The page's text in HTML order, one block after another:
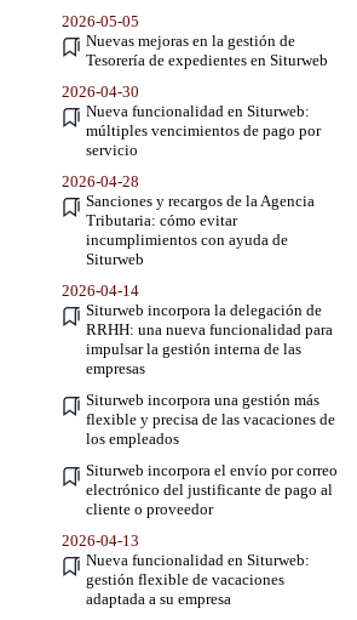
2026-05-05
Nuevas mejoras en la gestión de
Tesorería de expedientes en Siturweb
2026-04-30
Nueva funcionalidad en Siturweb:
múltiples vencimientos de pago por
servicio
2026-04-28
Sanciones y recargos de la Agencia
Tributaria: cómo evitar
incumplimientos con ayuda de
Siturweb
2026-04-14
Siturweb incorpora la delegación de
RRHH: una nueva funcionalidad para
impulsar la gestión interna de las
empresas
Siturweb incorpora una gestión más
flexible y precisa de las vacaciones de
los empleados
Siturweb incorpora el envío por correo
electrónico del justificante de pago al
cliente o proveedor
2026-04-13
Nueva funcionalidad en Siturweb:
gestión flexible de vacaciones
adaptada a su empresa